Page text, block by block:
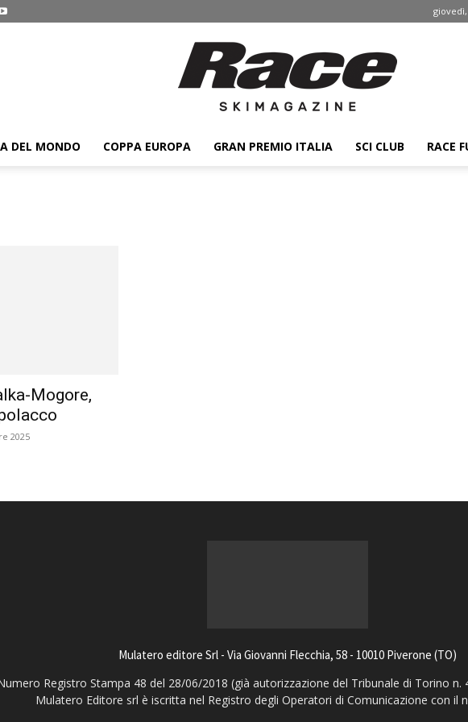
giovedì,
DEL MONDO COPPA EUROPA GRAN PREMIO ITALIA SCI CLUB RACE
Mogore,
2025
Mulatero editore Srl - Via Giovanni Flecchia, 58 - 10010 Piverone (TO)
Registro Stampa 48 del 28/06/2018 (già autorizzazione del Tribunale di Torino n.
Mulatero Editore srl è iscritta nel Registro degli Operatori di Comunicazione con il